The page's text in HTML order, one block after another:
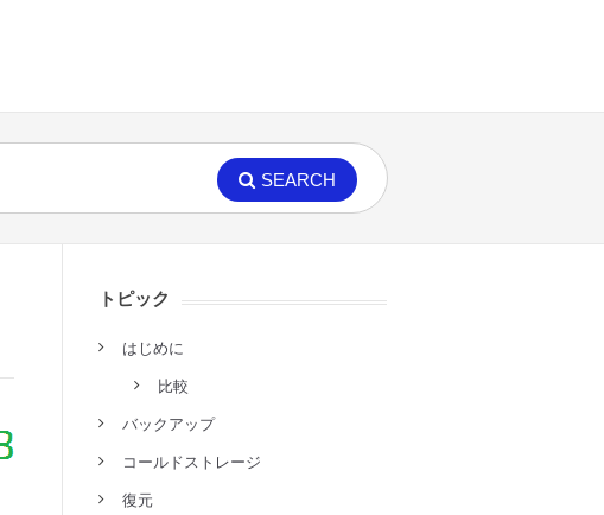
SEARCH
トピック
はじめに
比較
バックアップ
コールドストレージ
復元